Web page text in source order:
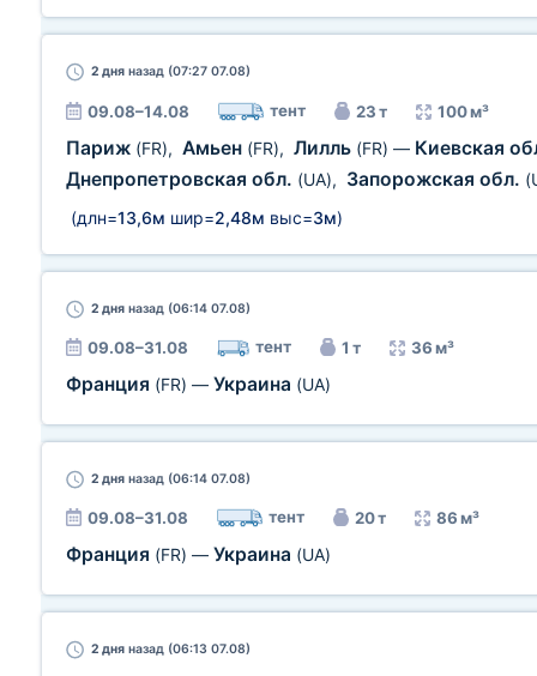
2 дня назад (07:27 07.08)
09.08–14.08 тент 23 т 100 м³
Париж (FR), Амьен (FR), Лилль (FR) — Киевская
Днепропетровская обл. (UA), Запорожская обл.
(длн=13,6м шир=2,48м выс=3м)
2 дня назад (06:14 07.08)
09.08–31.08 тент 1 т 36 м³
Франция (FR) — Украина (UA)
2 дня назад (06:14 07.08)
09.08–31.08 тент 20 т 86 м³
Франция (FR) — Украина (UA)
2 дня назад (06:13 07.08)